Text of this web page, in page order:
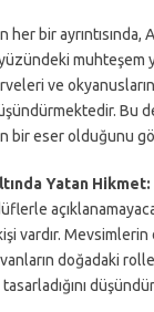
her bir ayrıntısında,
muhteşem
ve
düşündürmektedir. Bu
bir eser olduğunu
Yatan Hikmet:
vardır.
doğadaki